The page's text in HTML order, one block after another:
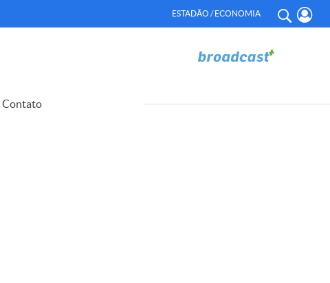
ESTADÃO / ECONOMIA
Contato